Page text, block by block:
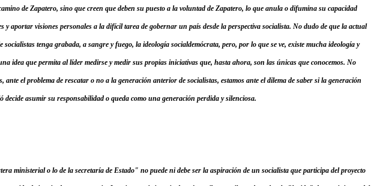
de Zapatero, sino que creen que deben su puesto a la voluntad de Zapatero, lo que anula o difumina su capacidad
y aportar visiones personales a la difícil tarea de gobernar un país desde la perspectiva socialista. No dudo de que la actual
socialistas tenga grabada, a sangre y fuego, la ideología socialdemócrata, pero, por lo que se ve, existe mucha ideología y
idea que permita al líder medirse y medir sus propias iniciativas que, hasta ahora, son las únicas que conocemos. No
ante el problema de rescatar o no a la generación anterior de socialistas, estamos ante el dilema de saber si la generación
decide asumir su responsabilidad o queda como una generación perdida y silenciosa.
ministerial o lo de la secretaría de Estado" no puede ni debe ser la aspiración de un socialista que participa del proyecto